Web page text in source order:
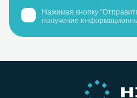
Нажимая кнопку
получение